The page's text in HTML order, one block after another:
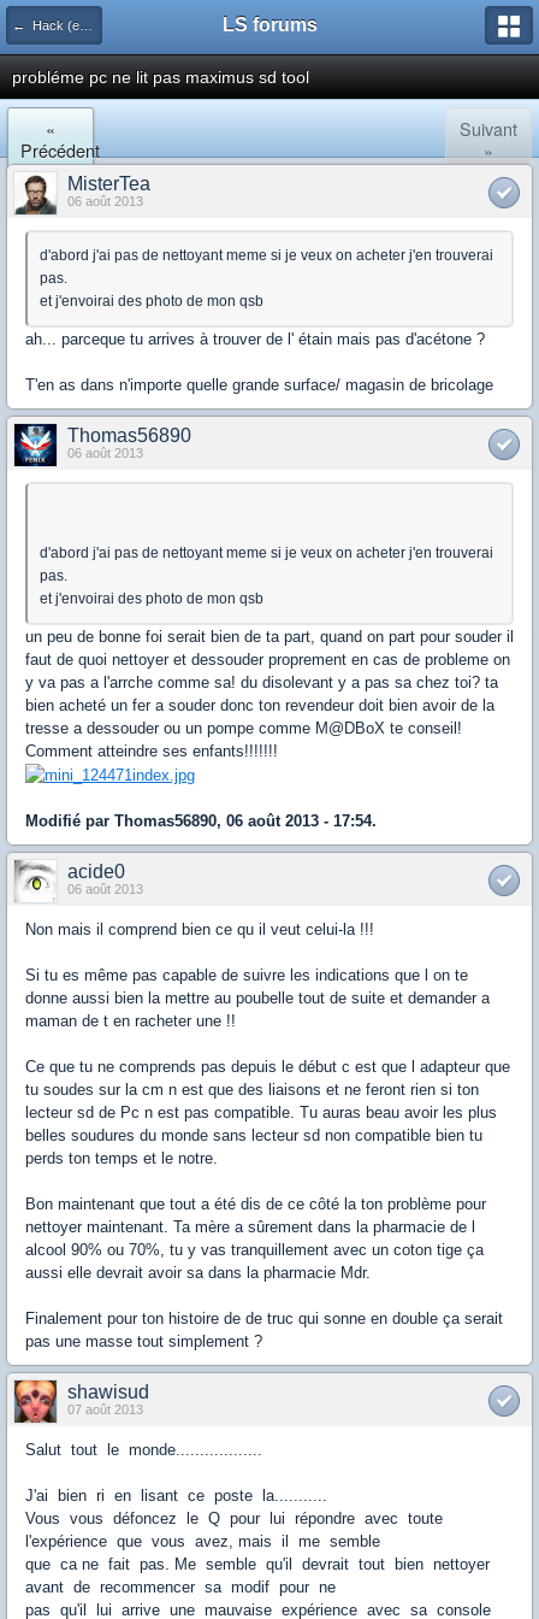
← Hack (exploits, homebrews...) LS forums
probléme pc ne lit pas maximus sd tool
«
Précédent
Suivant
»
MisterTea
06 août 2013
d'abord j'ai pas de nettoyant meme si je veux on acheter j'en trouverai
pas.
et j'envoirai des photo de mon qsb
ah... parceque tu arrives à trouver de l' étain mais pas d'acétone ?
T'en as dans n'importe quelle grande surface/ magasin de bricolage
Thomas56890
06 août 2013
d'abord j'ai pas de nettoyant meme si je veux on acheter j'en trouverai
pas.
et j'envoirai des photo de mon qsb
un peu de bonne foi serait bien de ta part, quand on part pour souder il
faut de quoi nettoyer et dessouder proprement en cas de probleme on
y va pas a l'arrche comme sa! du disolevant y a pas sa chez toi? ta
bien acheté un fer a souder donc ton revendeur doit bien avoir de la
tresse a dessouder ou un pompe comme M@DBoX te conseil!
Comment atteindre ses enfants!!!!!!!
Modifié par Thomas56890, 06 août 2013 - 17:54.
acide0
06 août 2013
Non mais il comprend bien ce qu il veut celui-la !!!
Si tu es même pas capable de suivre les indications que l on te
donne aussi bien la mettre au poubelle tout de suite et demander a
maman de t en racheter une !!
Ce que tu ne comprends pas depuis le début c est que l adapteur que
tu soudes sur la cm n est que des liaisons et ne feront rien si ton
lecteur sd de Pc n est pas compatible. Tu auras beau avoir les plus
belles soudures du monde sans lecteur sd non compatible bien tu
perds ton temps et le notre.
Bon maintenant que tout a été dis de ce côté la ton problème pour
nettoyer maintenant. Ta mère a sûrement dans la pharmacie de l
alcool 90% ou 70%, tu y vas tranquillement avec un coton tige ça
aussi elle devrait avoir sa dans la pharmacie Mdr.
Finalement pour ton histoire de de truc qui sonne en double ça serait
pas une masse tout simplement ?
shawisud
07 août 2013
Salut tout le monde..................
J'ai bien ri en lisant ce poste la...........
Vous vous défoncez le Q pour lui répondre avec toute
l'expérience que vous avez, mais il me semble
que ca ne fait pas. Me semble qu'il devrait tout bien nettoyer
avant de recommencer sa modif pour ne
pas qu'il lui arrive une mauvaise expérience avec sa console